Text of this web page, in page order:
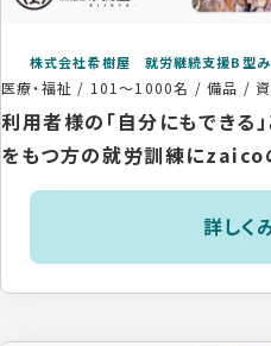
株式会社希樹屋 就労継続支援B型み
医療・福祉 / 101〜1000名 /備品 /
利用者様の「自分にもできる
をもつ方の就労訓練にzaico
詳しく